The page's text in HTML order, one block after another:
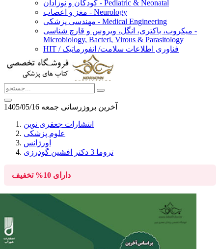
کودکان و نوزادان - Pediatric & Neonatal
مغز و اعصاب - Neurology
مهندسی پزشکی - Medical Engineering
میکروب، باکتری، انگل، ویروس و قارچ شناسی -
Microbiology, Bacteri, Virous & Parasitology
HIT / فناوری اطلاعات سلامت/ انفورماتیک
آخرین بروزرسانی جمعه 1405/05/16
انتشارات جعفری نوین
علوم پزشکی
اورژانس
تروما 3 دکتر افشین گودرزی
دارای 10% تخفیف